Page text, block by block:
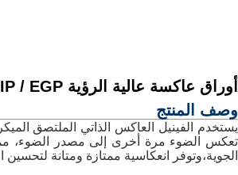
أوراق عاكسة عالية الرؤية HIP / EGP / الماسية للسلامة علامات الطريق
وصف المنتج
يستخدم الفينيل العاكس الذاتي الملتصق
تعكس الضوء مرة أخرى إلى مصدر الضوء،
الجوية،وتوفر انعكاسية ممتازة ومتانة